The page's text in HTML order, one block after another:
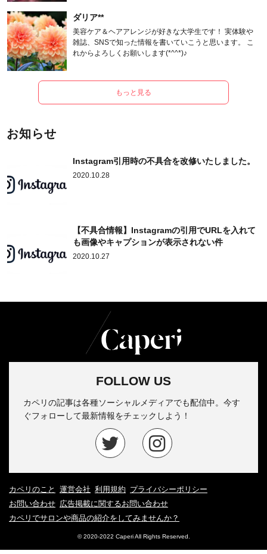
ダリア**
美容ケア＆ヘアアレンジが好きな大学生です！ 実体験や
雑誌、SNSで知った情報を書いていこうと思います。 こ
れからよろしくお願いします(*^^*)♪
もっと見る
お知らせ
Instagram引用時の不具合を改修いたしました。
2020.10.28
【不具合情報】Instagramの引用でURLを入れて
も画像やキャプションが表示されない件
2020.10.27
FOLLOW US
カペリの記事は各種ソーシャルメディアでも配信中。今す
ぐフォローして最新情報をチェックしよう！
カペリのこと 運営会社 利用規約 プライバシーポリシー
お問い合わせ 広告掲載に関するお問い合わせ
カペリでサロンや商品の紹介をしてみませんか？
© 2020-2022 Caperi All Rights Reserved.